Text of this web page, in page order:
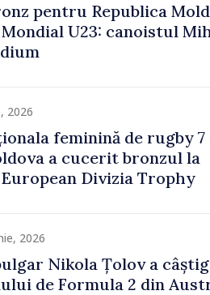
pentru Republica
U23: canoistul
2026
feminină de rugby 7
a cucerit bronzul la
Divizia Trophy
2026
Nikola Țolov a
de Formula 2 din